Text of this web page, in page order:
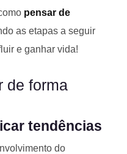
pensar de
as etapas a seguir
e ganhar vida!
de forma
tendências
do